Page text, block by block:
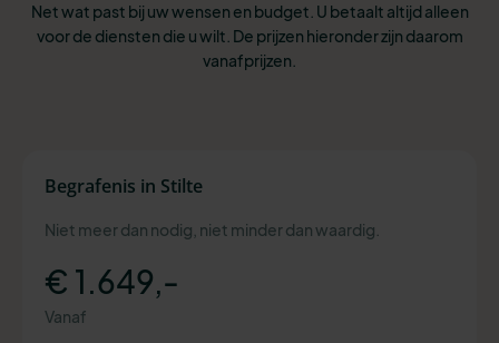
Net wat past bij uw wensen en budget. U betaalt altijd alleen
voor de diensten die u wilt. De prijzen hieronder zijn daarom
vanafprijzen.
Begrafenis in Stilte
Niet meer dan nodig, niet minder dan waardig.
€ 1.649,-
Vanaf